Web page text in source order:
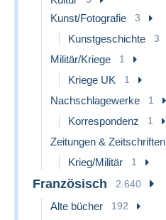
Kunst/Fotografie 3
Kunstgeschichte 3
Militär/Kriege 1
Kriege UK 1
Nachschlagewerke 1
Korrespondenz 1
Zeitungen & Zeitschriften
Krieg/Militär 1
Französisch 2.640
Alte bücher 192